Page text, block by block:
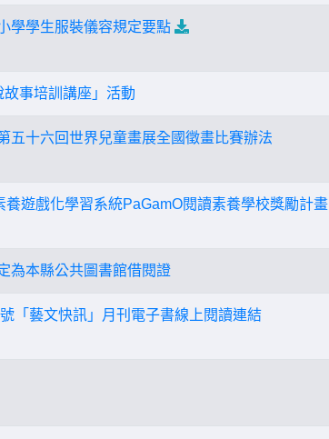
學學生服裝儀容規定要點
事培訓講座」活動
五十六回世界兒童畫展全國徵畫比賽辦法
養遊戲化學習系統PaGamO閱讀素養學校獎勵計畫
為本縣公共圖書館借閱證
「藝文快訊」月刊電子書線上閱讀連結